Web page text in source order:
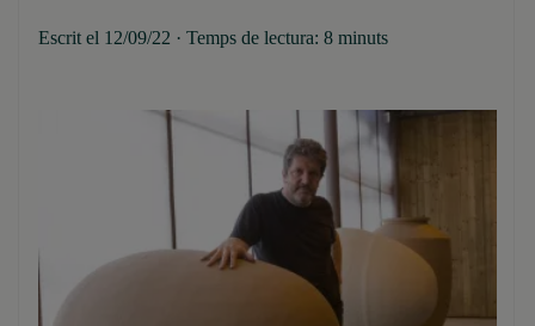
Escrit el 12/09/22 · Temps de lectura: 8 minuts